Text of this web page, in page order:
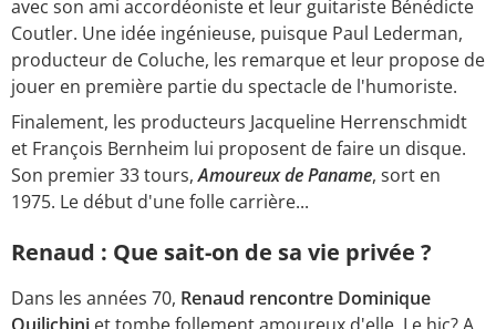
avec son ami accordéoniste et leur guitariste Bénédicte
Coutler. Une idée ingénieuse, puisque Paul Lederman,
producteur de Coluche, les remarque et leur propose de
jouer en première partie du spectacle de l'humoriste.
Finalement, les producteurs Jacqueline Herrenschmidt
et François Bernheim lui proposent de faire un disque.
Son premier 33 tours,Amoureux de Paname, sort en
1975. Le début d'une folle carrière...
Renaud : Que sait-on de sa vie privée ?
Dans les années 70, Renaud rencontre Dominique